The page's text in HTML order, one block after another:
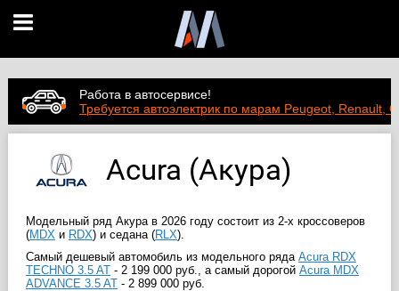
Работа в автосервисе!
Требуется автоэлектрик по марам Peugeot, Renault,
Acura (Акура)
Модельный ряд Акура в 2026 году состоит из 2-х кроссоверов
(MDXи RDX) и седана (RLX).
Самый дешевый автомобиль из модельного ряда Acura RDX
TECHNO 3.5 AT- 2 199 000 руб., а самый дорогой Acura MDX
ADVANCE 3.5 AT- 2 899 000 руб.